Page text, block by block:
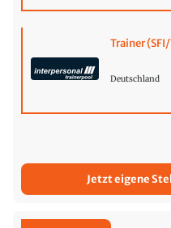
Trainer
Deutschland
Jetzt eigene